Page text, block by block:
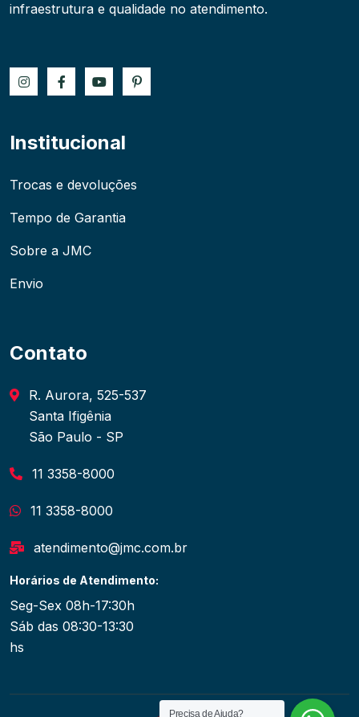
infraestrutura e qualidade no atendimento.
Institucional
Trocas e devoluções
Tempo de Garantia
Sobre a JMC
Envio
Contato
R. Aurora, 525-537
Santa Ifigênia
São Paulo - SP
11 3358-8000
11 3358-8000
atendimento@jmc.com.br
Horários de Atendimento:
Seg-Sex 08h-17:30h
Sáb das 08:30-13:30
hs
Precisa de Ajuda?